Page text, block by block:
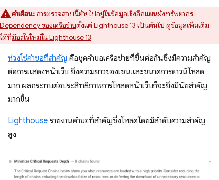
คำเตือน: การตรวจสอบนี้ย้ายไปอยู่ในข้อมูลเชิงลึกแผนผังทรัพยากร
Dependency ของเครือข่ายตั้งแต่ Lighthouse 13 เป็นต้นไป ดูข้อมูลเพิ่มเติม
ได้ที่มีอะไรใหม่ใน Lighthouse 13
ห่วงโซ่คำขอที่สำคัญ คือชุดคำขอเครือข่ายที่ขึ้นต่อกันซึ่งมีความสำคัญ
ต่อการแสดงหน้าเว็บ ยิ่งความยาวของเชนและขนาดการดาวน์โหลด
มาก ผลกระทบต่อประสิทธิภาพการโหลดหน้าเว็บก็จะยิ่งมีนัยสำคัญ
มากขึ้น
Lighthouse รายงานคำขอที่สำคัญซึ่งโหลดโดยมีลำดับความสำคัญ
สูง